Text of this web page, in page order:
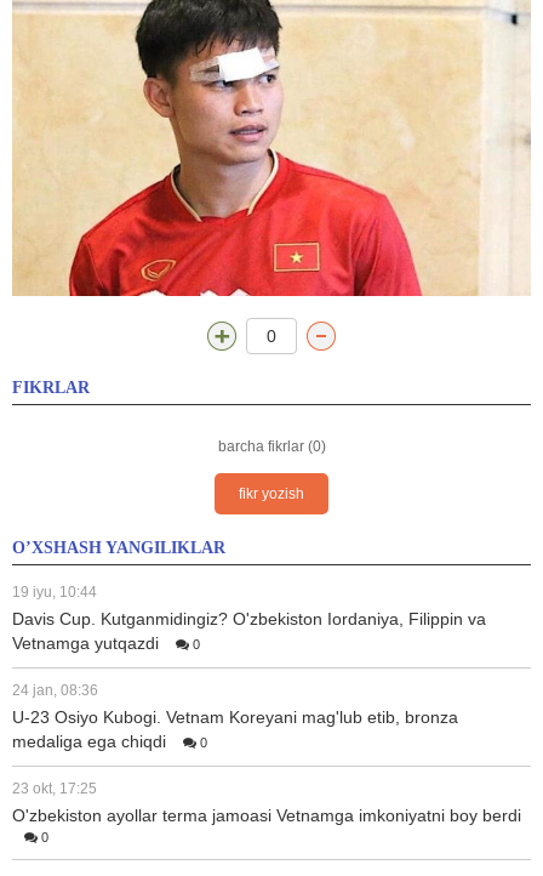
0
FIKRLAR
barcha fikrlar (0)
fikr yozish
O’XSHASH YANGILIKLAR
19 iyu, 10:44
Davis Cup. Kutganmidingiz? O'zbekiston Iordaniya, Filippin va
Vetnamga yutqazdi
0
24 jan, 08:36
U-23 Osiyo Kubogi. Vetnam Koreyani mag'lub etib, bronza
medaliga ega chiqdi
0
23 okt, 17:25
O'zbekiston ayollar terma jamoasi Vetnamga imkoniyatni boy berdi
0